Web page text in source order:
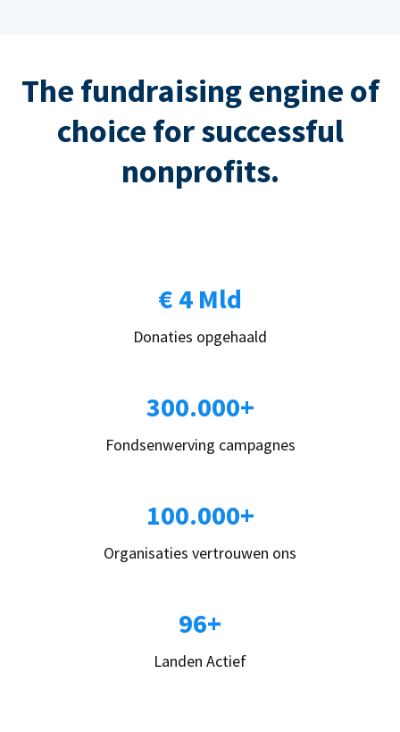
The fundraising engine of
choice for successful
nonprofits.
€ 4 Mld
Donaties opgehaald
300.000+
Fondsenwerving campagnes
100.000+
Organisaties vertrouwen ons
96+
Landen Actief